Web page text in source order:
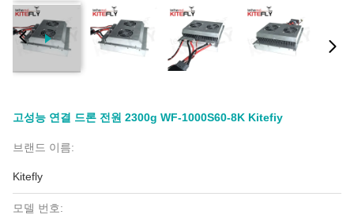
고성능 연결 드론 전원 2300g WF-1000S60-8K Kitefiy
브랜드 이름:
Kitefly
모델 번호: